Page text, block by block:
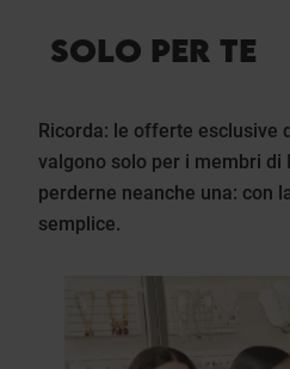
SOLO PER TE
Ricorda: le offerte esclusive
valgono solo per i membri di
perderne neanche una: con
semplice.